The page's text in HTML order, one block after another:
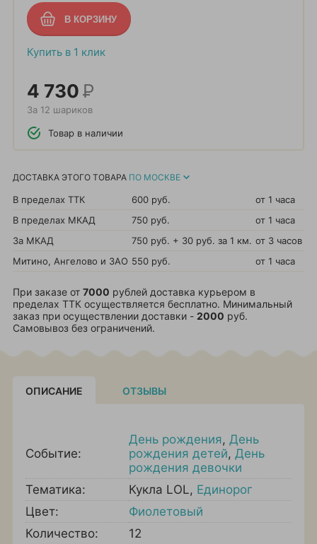
Купить в 1 клик
4 730Р
За 12 шариков
Товар в наличии
ДОСТАВКА ЭТОГО ТОВАРА ПО МОСКВЕ
В пределах ТТК 600 руб.
от 1 часа
В пределах МКАД
750 руб.
от 1 часа
За МКАД
750 руб. + 30 руб. за 1 км. от 3 часов
Митино, Ангелово и ЗАО 550 руб. от 1 часа
При заказе от 7000 рублей доставка курьером в
пределах ТТК осуществляется бесплатно. Минимальный
заказ при осуществлении доставки - 2000 руб.
Самовывоз без ограничений.
ОПИСАНИЕ ОТЗЫВЫ
Событие:
День рождения, День
рождения детей, День
рождения девочки
Тематика:
Кукла LOL, Единорог
Цвет:
Фиолетовый
Количество:
12